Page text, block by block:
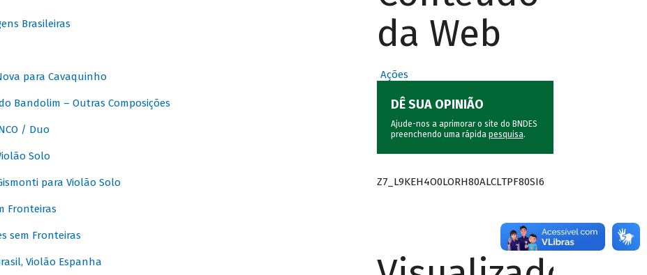
Brasileiras
para Cavaquinho
Bandolim – Outras Composições
/ Duo
Solo
para Violão Solo
Fronteiras
sem Fronteiras
Violão Espanha
da Web
Ações
DÊ SUA OPINIÃO
Ajude-nos a aprimorar o site do BNDES
preenchendo uma rápida pesquisa.
Z7_L9KEH4O0LORH80ALCLTPF80SI6